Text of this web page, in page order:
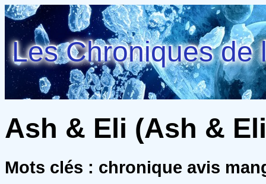
Les Chroniques de
Ash & Eli (Ash &
Mots clés : chronique avis